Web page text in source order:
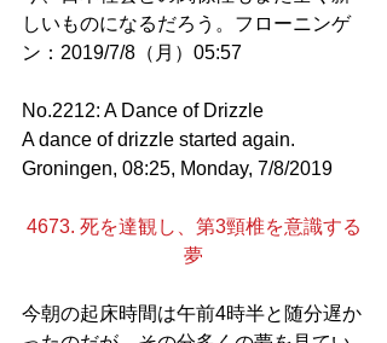
しいものになるだろう。フローニンゲ
ン：2019/7/8（月）05:57
No.2212: A Dance of Drizzle
A dance of drizzle started again.
Groningen, 08:25, Monday, 7/8/2019
4673. 死を達観し、第3頸椎を意識する
夢
今朝の起床時間は午前4時半と随分遅か